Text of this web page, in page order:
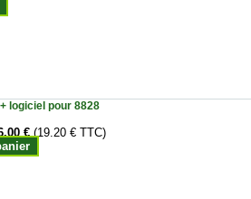
logiciel pour 8828
€ (19.20 € TTC)